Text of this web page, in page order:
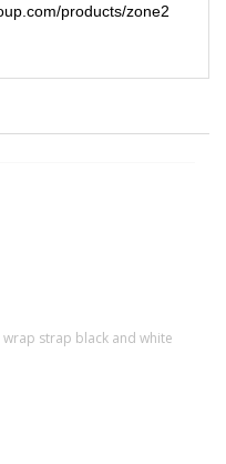
products/zone2